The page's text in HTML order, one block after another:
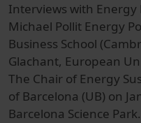
Interviews with Energy
Michael Pollit Energy
Business School
Glachant, European
The Chair of Energy
of Barcelona (UB) on
Barcelona Science Park.